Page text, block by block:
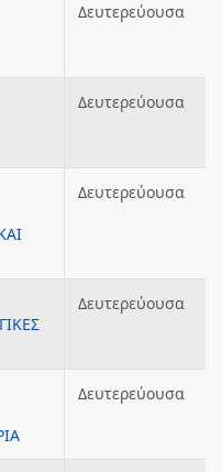
Δευτερεύουσα
Δευτερεύουσα
Δευτερεύουσα
Δευτερεύουσα
Δευτερεύουσα